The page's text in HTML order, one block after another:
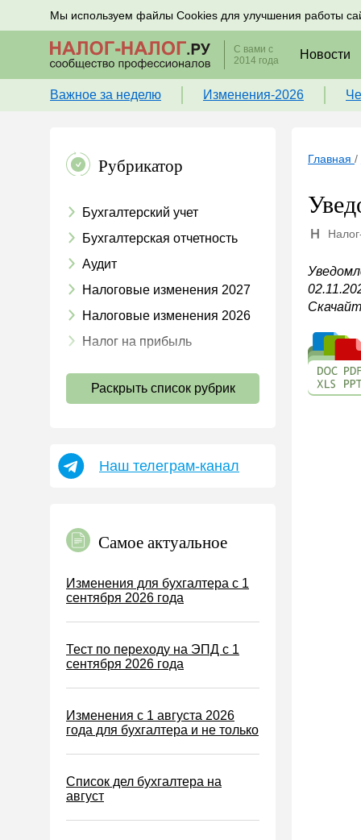
Мы используем файлы Cookies для улучшения работы
Подписывайтесь на новости по налогам, учету и
С вами с
2014 года
Новости
Важное за неделю Изменения-2026
Рубрикатор
Бухгалтерский учет
Бухгалтерская отчетность
Аудит
Налоговые изменения 2027
Налоговые изменения 2026
Налог на прибыль
Страховые взносы 2026
УСН
Земельный налог
Налог на рекламу
Торговый сбор
Туристический налог
Водный налог
Экологический налог
Налог на игорный бизнес
Акцизы
Раскрыть список рубрик
Наш телеграм-канал
Самое актуальное
Изменения для бухгалтера с 1
сентября 2026 года
Тест по переходу на ЭПД с 1
сентября 2026 года
Изменения с 1 августа 2026
года для бухгалтера и не только
Список дел бухгалтера на
август
Главная /